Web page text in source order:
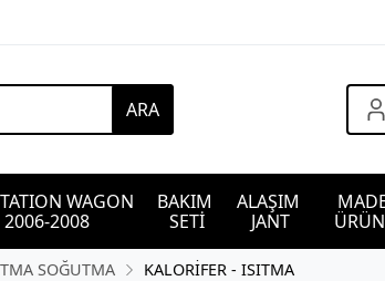
ARA
WAGON
2006-2008
BAKIM
SETİ
ALAŞIM
JANT
SOĞUTMA KALORİFER - ISITMA